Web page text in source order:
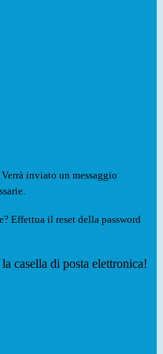
Verrà inviato un messaggio
Effettua il reset della password
casella di posta elettronica!